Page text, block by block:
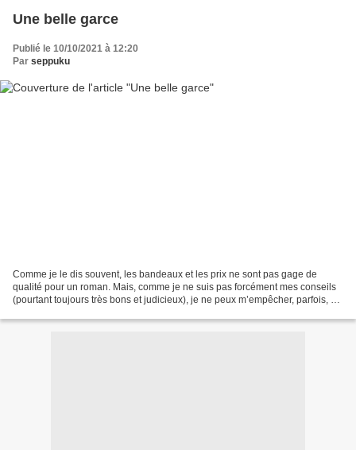
Une belle garce
Publié le 10/10/2021 à 12:20
Par seppuku
Comme je le dis souvent, les bandeaux et les prix ne sont pas gage de
qualité pour un roman. Mais, comme je ne suis pas forcément mes conseils
(pourtant toujours très bons et judicieux), je ne peux m’empêcher, parfois, de